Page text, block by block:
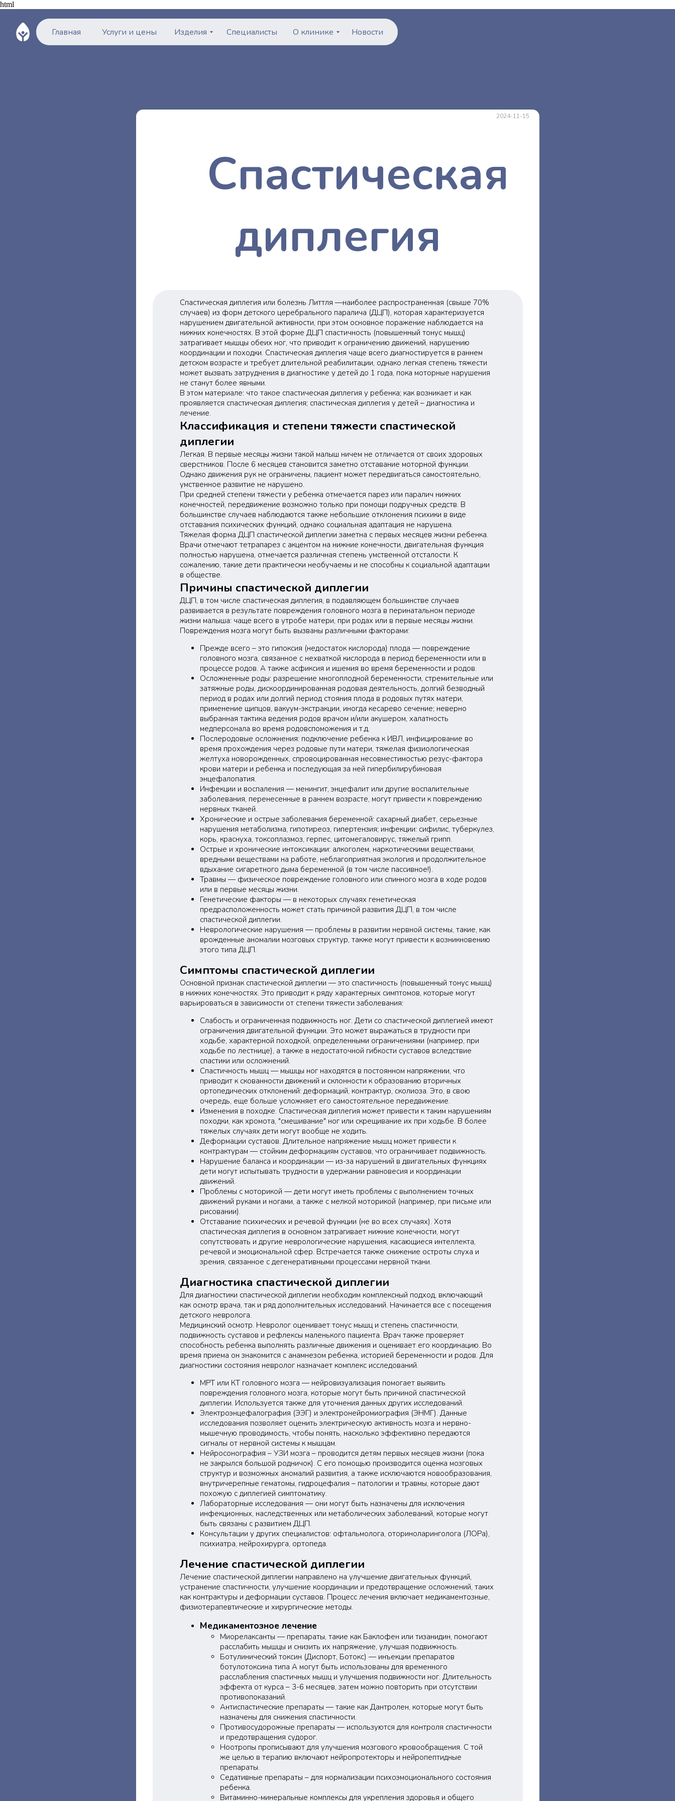
Главная Услуги и цены Изделия Специалисты О клинике Новости
html
2024-11-15
Спастическая
диплегия
Спастическая диплегия или болезнь Литтля —наиболее распространенная (свыше 70%
случаев) из форм детского церебрального паралича (ДЦП), которая характеризуется
нарушением двигательной активности, при этом основное поражение наблюдается на
нижних конечностях. В этой форме ДЦП спастичность (повышенный тонус мышц)
затрагивает мышцы обеих ног, что приводит к ограничению движений, нарушению
координации и походки. Спастическая диплегия чаще всего диагностируется в раннем
детском возрасте и требует длительной реабилитации, однако легкая степень тяжести
может вызвать затруднения в диагностике у детей до 1 года, пока моторные нарушения
не станут более явными.
В этом материале: что такое спастическая диплегия у ребенка; как возникает и как
проявляется спастическая диплегия; спастическая диплегия у детей – диагностика и
лечение.
Классификация и степени тяжести спастической
диплегии
Легкая. В первые месяцы жизни такой малыш ничем не отличается от своих здоровых
сверстников. После 6 месяцев становится заметно отставание моторной функции.
Однако движения рук не ограничены, пациент может передвигаться самостоятельно,
умственное развитие не нарушено.
При средней степени тяжести у ребенка отмечается парез или паралич нижних
конечностей, передвижение возможно только при помощи подручных средств. В
большинстве случаев наблюдаются также небольшие отклонения психики в виде
отставания психических функций, однако социальная адаптация не нарушена.
Тяжелая форма ДЦП спастической диплегии заметна с первых месяцев жизни ребенка.
Врачи отмечают тетрапарез с акцентом на нижние конечности, двигательная функция
полностью нарушена, отмечается различная степень умственной отсталости. К
сожалению, такие дети практически необучаемы и не способны к социальной адаптации
в обществе.
Причины спастической диплегии
ДЦП, в том числе спастическая диплегия, в подавляющем большинстве случаев
развивается в результате повреждения головного мозга в перинатальном периоде
жизни малыша: чаще всего в утробе матери, при родах или в первые месяцы жизни.
Повреждения мозга могут быть вызваны различными факторами:
Прежде всего – это гипоксия (недостаток кислорода) плода — повреждение
головного мозга, связанное с нехваткой кислорода в период беременности или в
процессе родов. А также асфиксия и ишемия во время беременности и родов.
Осложненные роды: разрешение многоплодной беременности, стремительные или
затяжные роды, дискоординированная родовая деятельность, долгий безводный
период в родах или долгий период стояния плода в родовых путях матери,
применение щипцов, вакуум-экстракции, иногда кесарево сечение; неверно
выбранная тактика ведения родов врачом и/или акушером, халатность
медперсонала во время родовспоможения и т.д.
Послеродовые осложнения: подключение ребенка к ИВЛ, инфицирование во
время прохождения через родовые пути матери, тяжелая физиологическая
желтуха новорожденных, спровоцированная несовместимостью резус-фактора
крови матери и ребенка и последующая за ней гипербилирубиновая
энцефалопатия.
Инфекции и воспаления — менингит, энцефалит или другие воспалительные
заболевания, перенесенные в раннем возрасте, могут привести к повреждению
нервных тканей.
Хронические и острые заболевания беременной: сахарный диабет, серьезные
нарушения метаболизма, гипотиреоз, гипертензия; инфекции: сифилис, туберкулез,
корь, краснуха, токсоплазмоз, герпес, цитомегаловирус, тяжелый грипп.
Острые и хронические интоксикации: алкоголем, наркотическими веществами,
вредными веществами на работе, неблагоприятная экология и продолжительное
вдыхание сигаретного дыма беременной (в том числе пассивное!).
Травмы — физическое повреждение головного или спинного мозга в ходе родов
или в первые месяцы жизни.
Генетические факторы — в некоторых случаях генетическая
предрасположенность может стать причиной развития ДЦП, в том числе
спастической диплегии.
Неврологические нарушения — проблемы в развитии нервной системы, такие, как
врожденные аномалии мозговых структур, также могут привести к возникновению
этого типа ДЦП.
Симптомы спастической диплегии
Основной признак спастической диплегии — это спастичность (повышенный тонус мышц)
в нижних конечностях. Это приводит к ряду характерных симптомов, которые могут
варьироваться в зависимости от степени тяжести заболевания:
Слабость и ограниченная подвижность ног. Дети со спастической диплегией имеют
ограничения двигательной функции. Это может выражаться в трудности при
ходьбе, характерной походкой, определенными ограничениями (например, при
ходьбе по лестнице), а также в недостаточной гибкости суставов вследствие
спастики или осложнений.
Спастичность мышц — мышцы ног находятся в постоянном напряжении, что
приводит к скованности движений и склонности к образованию вторичных
ортопедических отклонений: деформаций, контрактур, сколиоза. Это, в свою
очередь, еще больше усложняет его самостоятельное передвижение.
Изменения в походке. Спастическая диплегия может привести к таким нарушениям
походки, как хромота, "смешивание" ног или скрещивание их при ходьбе. В более
тяжелых случаях дети могут вообще не ходить.
Деформации суставов. Длительное напряжение мышц может привести к
контрактурам — стойким деформациям суставов, что ограничивает подвижность.
Нарушение баланса и координации — из-за нарушений в двигательных функциях
дети могут испытывать трудности в удержании равновесия и координации
движений.
Проблемы с моторикой — дети могут иметь проблемы с выполнением точных
движений руками и ногами, а также с мелкой моторикой (например, при письме или
рисовании).
Отставание психических и речевой функции (не во всех случаях). Хотя
спастическая диплегия в основном затрагивает нижние конечности, могут
сопутствовать и другие неврологические нарушения, касающиеся интеллекта,
речевой и эмоциональной сфер. Встречается также снижение остроты слуха и
зрения, связанное с дегенеративными процессами нервной ткани.
Диагностика спастической диплегии
Для диагностики спастической диплегии необходим комплексный подход, включающий
как осмотр врача, так и ряд дополнительных исследований. Начинается все с посещения
детского невролога.
Медицинский осмотр. Невролог оценивает тонус мышц и степень спастичности,
подвижность суставов и рефлексы маленького пациента. Врач также проверяет
способность ребенка выполнять различные движения и оценивает его координацию. Во
время приема он знакомится с анамнезом ребенка, историей беременности и родов. Для
диагностики состояния невролог назначает комплекс исследований.
МРТ или КТ головного мозга — нейровизуализация помогает выявить
повреждения головного мозга, которые могут быть причиной спастической
диплегии. Используется также для уточнения данных других исследований.
Электроэнцефалография (ЭЭГ) и электронейромиография (ЭНМГ). Данные
исследования позволяет оценить электрическую активность мозга и нервно-
мышечную проводимость, чтобы понять, насколько эффективно передаются
сигналы от нервной системы к мышцам.
Нейросонография – УЗИ мозга – проводится детям первых месяцев жизни (пока
не закрылся большой родничок). С его помощью производится оценка мозговых
структур и возможных аномалий развития, а также исключаются новообразования,
внутричерепные гематомы, гидроцефалия – патологии и травмы, которые дают
похожую с диплегией симптоматику.
Лабораторные исследования — они могут быть назначены для исключения
инфекционных, наследственных или метаболических заболеваний, которые могут
быть связаны с развитием ДЦП.
Консультации у других специалистов: офтальмолога, оториноларинголога (ЛОРа),
психиатра, нейрохирурга, ортопеда.
Лечение спастической диплегии
Лечение спастической диплегии направлено на улучшение двигательных функций,
устранение спастичности, улучшение координации и предотвращение осложнений, таких
как контрактуры и деформации суставов. Процесс лечения включает медикаментозные,
физиотерапевтические и хирургические методы.
Медикаментозное лечение
Миорелаксанты — препараты, такие как Баклофен или тизанидин, помогают
расслабить мышцы и снизить их напряжение, улучшая подвижность.
Ботулинический токсин (Диспорт, Ботокс) — инъекции препаратов
ботулотоксина типа А могут быть использованы для временного
расслабления спастичных мышц и улучшения подвижности ног. Длительность
эффекта от курса – 3-6 месяцев, затем можно повторить при отсутствии
противопоказаний.
Антиспастические препараты — такие как Дантролен, которые могут быть
назначены для снижения спастичности.
Противосудорожные препараты — используются для контроля спастичности
и предотвращения судорог.
Ноотропы прописывают для улучшения мозгового кровообращения. С той
же целью в терапию включают нейропротекторы и нейропептидные
препараты.
Седативные препараты – для нормализации психоэмоционального состояния
ребенка.
Витаминно-минеральные комплексы для укрепления здоровья и общего